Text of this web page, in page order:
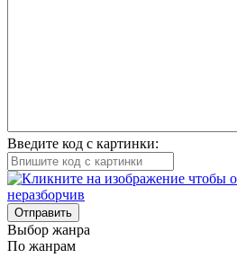
Введите код с картинки:
Отправить
Вы­бор жан­ра
По жан­рам